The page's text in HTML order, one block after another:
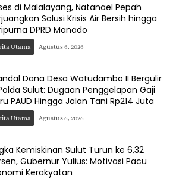
di Malalayang, Natanael Pepah
Solusi Krisis Air Bersih hingga
DPRD Manado
Utama Agustus 6, 2026
Dana Desa Watudambo II Bergulir
Sulut: Dugaan Penggelapan Gaji
PAUD Hingga Jalan Tani Rp214 Juta
Utama Agustus 6, 2026
Kemiskinan Sulut Turun ke 6,32
Gubernur Yulius: Motivasi Pacu
Kerakyatan